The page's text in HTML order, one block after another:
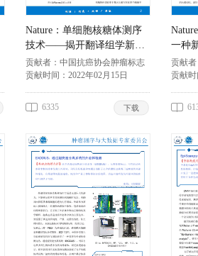
Nature：单细胞核糖体测序
技术——揭开翻译组学新篇
章
贡献者： 中国抗癌协会肿瘤标志
专业委员会
贡献时间： 2022年02月15日
6335 下载
一种
学分
贡献
专业
贡献